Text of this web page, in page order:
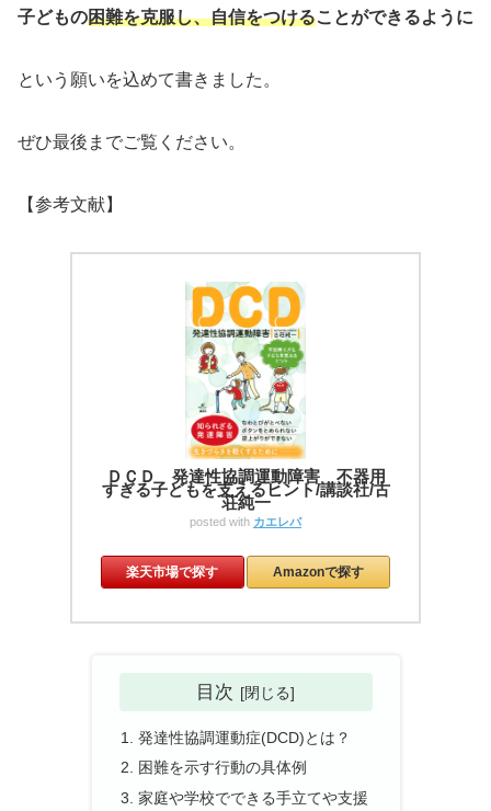
子どもの困難を克服し、自信をつけることができるように
という願いを込めて書きました。
ぜひ最後までご覧ください。
【参考文献】
ＤＣＤ 発達性協調運動障害 不器用
すぎる子どもを支えるヒント/講談社/古
荘純一
posted with カエレバ
楽天市場で探す Amazonで探す
目次
発達性協調運動症(DCD)とは？
困難を示す行動の具体例
家庭や学校でできる手立てや支援